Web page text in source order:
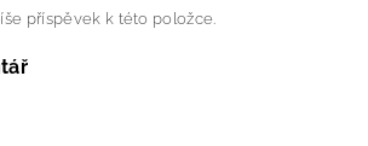
příspěvek k této položce.